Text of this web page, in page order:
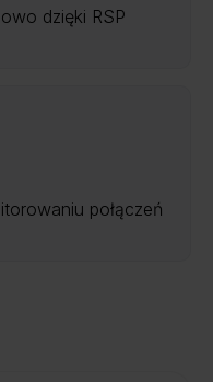
dzięki RSP
połączeń